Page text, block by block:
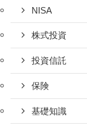
NISA
株式投資
投資信託
保険
基礎知識